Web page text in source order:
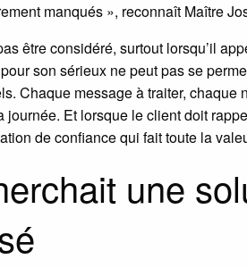
manqués », reconnaît Maître
être considéré, surtout lorsqu’il
son sérieux ne peut pas se
Chaque message à traiter, chaque
Et lorsque le client doit
de confiance qui fait toute la
une